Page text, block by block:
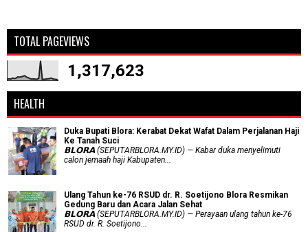
TOTAL PAGEVIEWS
1,317,623
HEALTH
Duka Bupati Blora: Kerabat Dekat Wafat Dalam Perjalanan Haji
Ke Tanah Suci
𝗕𝗟𝗢𝗥𝗔 (SEPUTARBLORA.MY.ID) — Kabar duka menyelimuti
calon jemaah haji Kabupaten...
Ulang Tahun ke-76 RSUD dr. R. Soetijono Blora Resmikan
Gedung Baru dan Acara Jalan Sehat
𝗕𝗟𝗢𝗥𝗔 (SEPUTARBLORA.MY.ID) — Perayaan ulang tahun ke-76
RSUD dr. R. Soetijono...